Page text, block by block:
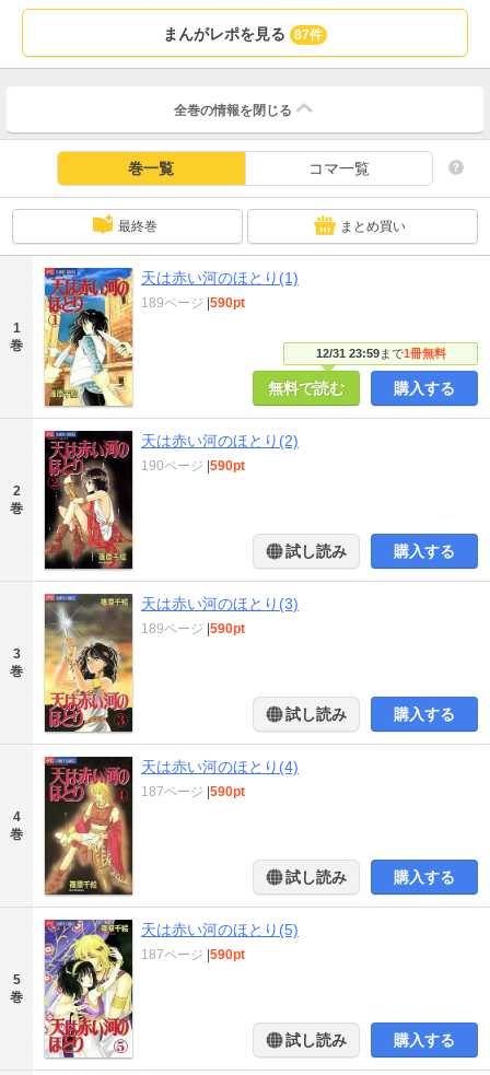
まんがレポを見る 87件
全巻の情報を 閉じる
巻一覧 コマ一覧
最終巻 まとめ買い
1
巻
天は赤い河のほとり(1)
12/31 23:59まで1冊無料
189ページ |590pt
無料で読む 購入する
2
巻
天は赤い河のほとり(2)
190ページ |590pt
試し読み 購入する
3
巻
天は赤い河のほとり(3)
189ページ |590pt
試し読み 購入する
4
巻
天は赤い河のほとり(4)
187ページ |590pt
試し読み 購入する
5
巻
天は赤い河のほとり(5)
187ページ |590pt
試し読み 購入する